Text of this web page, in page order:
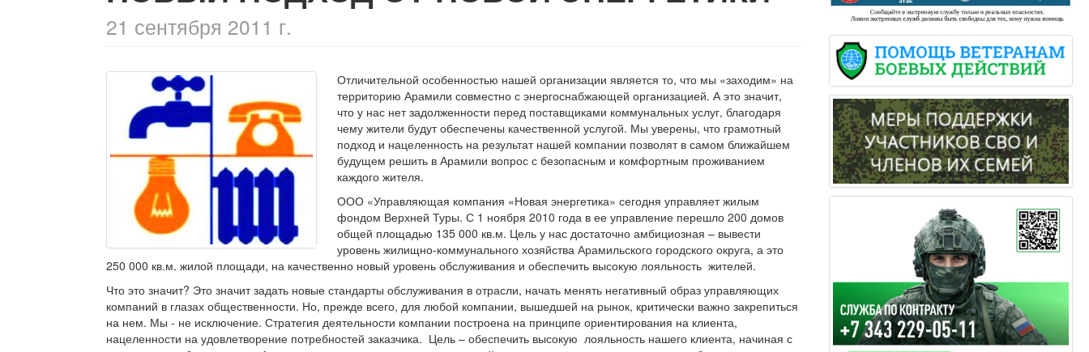
21 сентября 2011 г.
Отличительной особенностью нашей организации является то, что мы «заходим» на
территорию Арамили совместно с энергоснабжающей организацией. А это значит,
что у нас нет задолженности перед поставщиками коммунальных услуг, благодаря
чему жители будут обеспечены качественной услугой. Мы уверены, что грамотный
подход и нацеленность на результат нашей компании позволят в самом ближайшем
будущем решить в Арамили вопрос с безопасным и комфортным проживанием
каждого жителя.
ООО «Управляющая компания «Новая энергетика» сегодня управляет жилым
фондом Верхней Туры. С 1 ноября 2010 года в ее управление перешло 200 домов
общей площадью 135 000 кв.м. Цель у нас достаточно амбициозная – вывести
уровень жилищно-коммунального хозяйства Арамильского городского округа, а это
250 000 кв.м. жилой площади, на качественно новый уровень обслуживания и обеспечить высокую лояльность жителей.
Что это значит? Это значит задать новые стандарты обслуживания в отрасли, начать менять негативный образ управляющих
компаний в глазах общественности. Но, прежде всего, для любой компании, вышедшей на рынок, критически важно закрепиться
на нем. Мы - не исключение. Стратегия деятельности компании построена на принципе ориентирования на клиента,
нацеленности на удовлетворение потребностей заказчика. Цель – обеспечить высокую лояльность нашего клиента, начиная с